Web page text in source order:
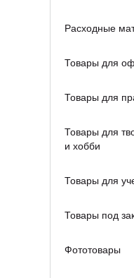
Расходные
Товары для
Товары для
Товары для
и хобби
Товары для
Товары под
Фототовары